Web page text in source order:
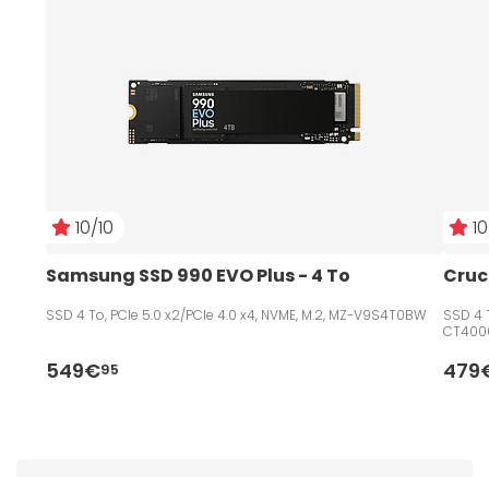
10/10
Samsung SSD 990 EVO Plus - 4 To
SSD 4 To, PCIe 5.0 x2/PCIe 4.0 x4, NVME, M.2, MZ-V9S4T0BW
549€95
SSD 4